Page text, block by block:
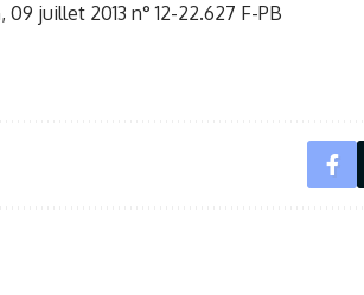
09 juillet 2013 n° 12-22.627 F-PB